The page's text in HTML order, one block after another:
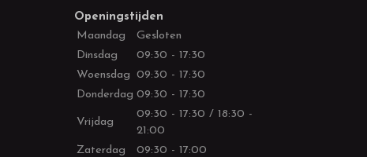
Openingstijden
Maandag
Gesloten
Dinsdag
09:30 - 17:30
Woensdag 09:30 - 17:30
Donderdag 09:30 - 17:30
Vrijdag
09:30 - 17:30 / 18:30 -
21:00
Zaterdag
09:30 - 17:00